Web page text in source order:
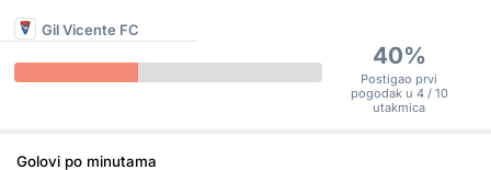
Gil Vicente FC
40%
Postigao prvi
pogodak u 4 / 10
utakmica
Golovi po minutama